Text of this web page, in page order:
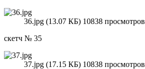
36.jpg (13.07 КБ) 10838 просмотров
скетч № 35
37.jpg (17.15 КБ) 10838 просмотров